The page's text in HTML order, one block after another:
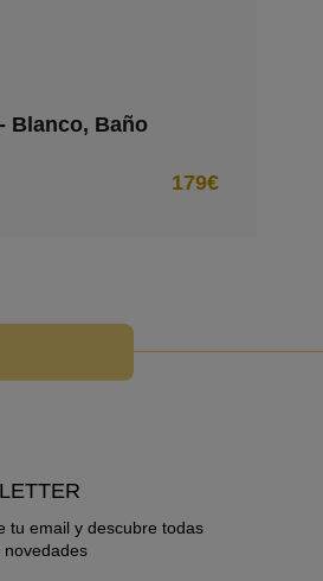
Blanco, Baño
179€
tu email y descubre todas
novedades